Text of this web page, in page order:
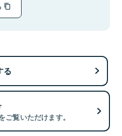
る
ご覧いただけます。